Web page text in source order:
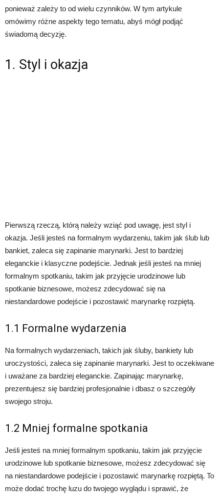
ponieważ zależy to od wielu czynników. W tym artykule
omówimy różne aspekty tego tematu, abyś mógł podjąć
świadomą decyzję.
1. Styl i okazja
Pierwszą rzeczą, którą należy wziąć pod uwagę, jest styl i
okazja. Jeśli jesteś na formalnym wydarzeniu, takim jak ślub lub
bankiet, zaleca się zapinanie marynarki. Jest to bardziej
eleganckie i klasyczne podejście. Jednak jeśli jesteś na mniej
formalnym spotkaniu, takim jak przyjęcie urodzinowe lub
spotkanie biznesowe, możesz zdecydować się na
niestandardowe podejście i pozostawić marynarkę rozpiętą.
1.1 Formalne wydarzenia
Na formalnych wydarzeniach, takich jak śluby, bankiety lub
uroczystości, zaleca się zapinanie marynarki. Jest to oczekiwane
i uważane za bardziej eleganckie. Zapinając marynarkę,
prezentujesz się bardziej profesjonalnie i dbasz o szczegóły
swojego stroju.
1.2 Mniej formalne spotkania
Jeśli jesteś na mniej formalnym spotkaniu, takim jak przyjęcie
urodzinowe lub spotkanie biznesowe, możesz zdecydować się
na niestandardowe podejście i pozostawić marynarkę rozpiętą. To
może dodać trochę luzu do twojego wyglądu i sprawić, że